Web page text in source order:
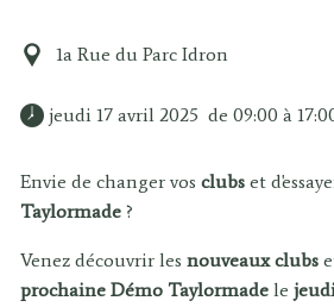
1a Rue du Parc Idron
jeudi 17 avril 2025  de 09:00 à
Envie de changer vos clubs et
Taylormade ?
Venez découvrir les nouveaux clubs
prochaine Démo Taylormade le